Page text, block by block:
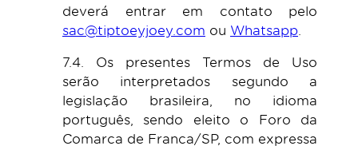
deverá entrar em contato pelo
sac@tiptoeyjoey.com ou Whatsapp
7.4. Os presentes Termos de Uso
serão interpretados segundo a
legislação brasileira, no idioma
português, sendo eleito o Foro da
Comarca de Franca/SP, com expressa